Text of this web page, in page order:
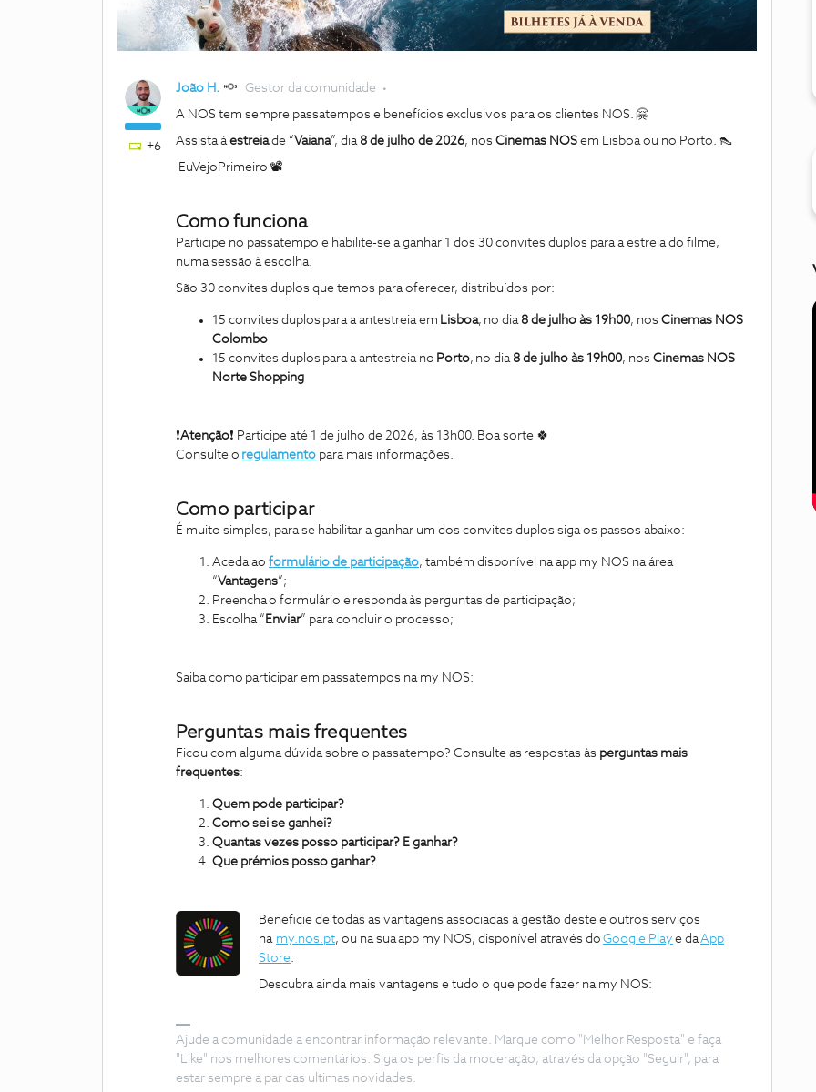
+6
João H. Gestor da comunidade
A NOS tem sempre passatempos e benefícios exclusivos para os clientes NOS. 🤗
Assista àestreiade “Vaiana”, dia 8 de julho de 2026, nos Cinemas NOS em Lisboa ou no Porto. 👠
EuVejoPrimeiro 📽
Como funciona
Participe no passatempo e habilite-se a ganhar 1 dos 30 convites duplos para a estreia do filme,
numa sessão à escolha.
São 30 convites duplos que temos para oferecer, distribuídos por:
15 convites duplos para a antestreia em Lisboa, no dia 8 de julho às 19h00, nos Cinemas NOS
Colombo
15 convites duplos para a antestreia no Porto, no dia 8 de julho às 19h00, nos Cinemas NOS
Norte Shopping
❗Atenção❗ Participe até 1 de julho de 2026, às 13h00. Boa sorte 🍀
Consulte o regulamento para mais informações.
Como participar
É muito simples, para se habilitar a ganhar um dos convites duplos siga os passos abaixo:
Aceda ao formulário de participação, também disponível na app my NOS na área
“Vantagens”;
Preencha o formulário e responda às perguntas de participação;
Escolha “ Enviar” para concluir o processo;
Saiba como participar em passatempos na my NOS:
Perguntas mais frequentes
Ficou com alguma dúvida sobre o passatempo? Consulte as respostas às perguntas mais
frequentes:
Quem pode participar?
Como sei se ganhei?
Quantas vezes posso participar? E ganhar?
Que prémios posso ganhar?
Beneficie de todas as vantagens associadas à gestão deste e outros serviços
na my.nos.pt, ou na sua app my NOS, disponível através do Google Play e daApp
Store.
Descubra ainda mais vantagens e tudo o que pode fazer na my NOS:
Ajude a comunidade a encontrar informação relevante. Marque como "Melhor Resposta" e faça
"Like" nos melhores comentários. Siga os perfis da moderação, através da opção "Seguir", para
estar sempre a par das ultimas novidades.